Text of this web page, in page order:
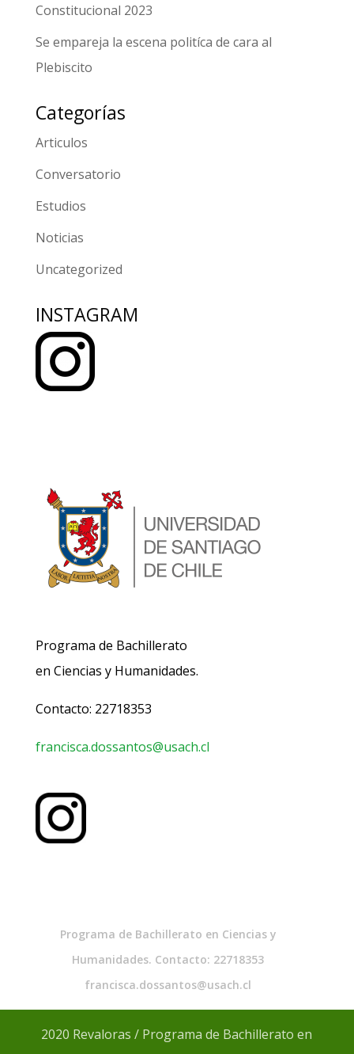
Constitucional 2023
Se empareja la escena politíca de cara al
Plebiscito
Categorías
Articulos
Conversatorio
Estudios
Noticias
Uncategorized
INSTAGRAM
Programa de Bachillerato
en Ciencias y Humanidades.
Contacto: 22718353
francisca.dossantos@usach.cl
Programa de Bachillerato en Ciencias y
Humanidades. Contacto: 22718353
francisca.dossantos@usach.cl
2020 Revaloras / Programa de Bachillerato en